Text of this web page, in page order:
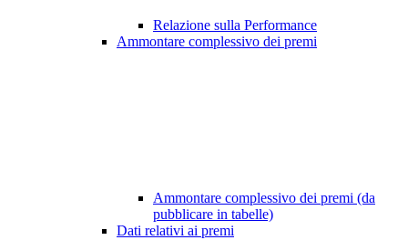
Relazione sulla Performance
Ammontare complessivo dei premi
Ammontare complessivo dei premi (da
pubblicare in tabelle)
Dati relativi ai premi